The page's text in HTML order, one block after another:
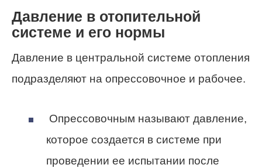
Давление в отопительной
системе и его нормы
Давление в центральной системе отопления
подразделяют на опрессовочное и рабочее.
Опрессовочным называют давление,
которое создается в системе при
проведении ее испытании после